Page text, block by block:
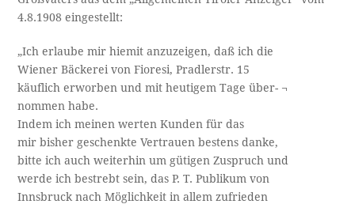
4.8.1908 eingestellt:
„Ich erlaube mir hiemit anzuzeigen, daß ich die
Wiener Bäckerei von Fioresi, Pradlerstr. 15
käuflich erworben und mit heutigem Tage über- ¬
nommen habe.
Indem ich meinen werten Kunden für das
mir bisher geschenkte Vertrauen bestens danke,
bitte ich auch weiterhin um gütigen Zuspruch und
werde ich bestrebt sein, das P. T. Publikum von
Innsbruck nach Möglichkeit in allem zufrieden